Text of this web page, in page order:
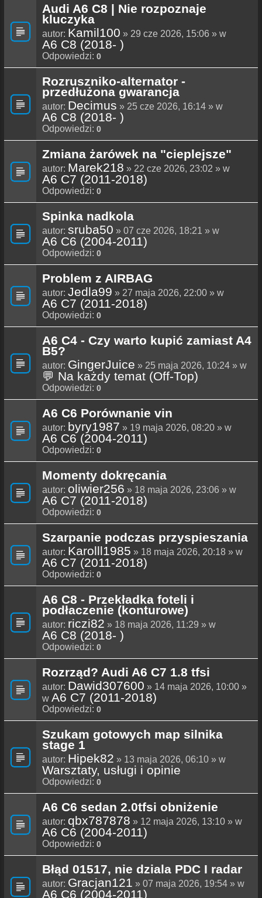
Audi A6 C8 | Nie rozpoznaje
kluczyka
autor: Kamil100 » 29 cze 2026, 15:06 » w
A6 C8 (2018- )
Odpowiedzi: 0
Rozruszniko-alternator -
przedłużona gwarancja
autor: Decimus » 25 cze 2026, 16:14 » w
A6 C8 (2018- )
Odpowiedzi: 0
Zmiana żarówek na "cieplejsze"
autor: Marek218 » 22 cze 2026, 23:02 » w
A6 C7 (2011-2018)
Odpowiedzi: 0
Spinka nadkola
autor: sruba50 » 07 cze 2026, 18:21 » w
A6 C6 (2004-2011)
Odpowiedzi: 0
Problem z AIRBAG
autor: Jedla99 » 27 maja 2026, 22:00 » w
A6 C7 (2011-2018)
Odpowiedzi: 0
A6 C4 - Czy warto kupić zamiast A4
B5?
autor: GingerJuice » 25 maja 2026, 10:24 » w
💬 Na każdy temat (Off-Top)
Odpowiedzi: 0
A6 C6 Porównanie vin
autor: byry1987 » 19 maja 2026, 08:20 » w
A6 C6 (2004-2011)
Odpowiedzi: 0
Momenty dokręcania
autor: oliwier256 » 18 maja 2026, 23:06 » w
A6 C7 (2011-2018)
Odpowiedzi: 0
Szarpanie podczas przyspieszania
autor: Karolll1985 » 18 maja 2026, 20:18 » w
A6 C7 (2011-2018)
Odpowiedzi: 0
A6 C8 - Przekładka foteli i
podłaczenie (konturowe)
autor: riczi82 » 18 maja 2026, 11:29 » w
A6 C8 (2018- )
Odpowiedzi: 0
Rozrząd? Audi A6 C7 1.8 tfsi
autor: Dawid307600 » 14 maja 2026, 10:00 »
w A6 C7 (2011-2018)
Odpowiedzi: 0
Szukam gotowych map silnika
stage 1
autor: Hipek82 » 13 maja 2026, 06:10 » w
Warsztaty, usługi i opinie
Odpowiedzi: 0
A6 C6 sedan 2.0tfsi obniżenie
autor: qbx787878 » 12 maja 2026, 13:10 » w
A6 C6 (2004-2011)
Odpowiedzi: 0
Błąd 01517, nie dziala PDC I radar
autor: Gracjan121 » 07 maja 2026, 19:54 » w
A6 C6 (2004-2011)